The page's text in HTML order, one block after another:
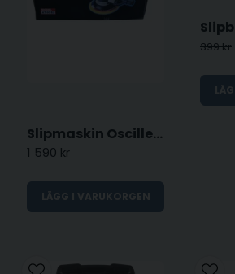
Slipmaskin Oscillerande 150mm - Tryckluft
1 590 kr
LÄGG I VARUKORGEN
399 kr